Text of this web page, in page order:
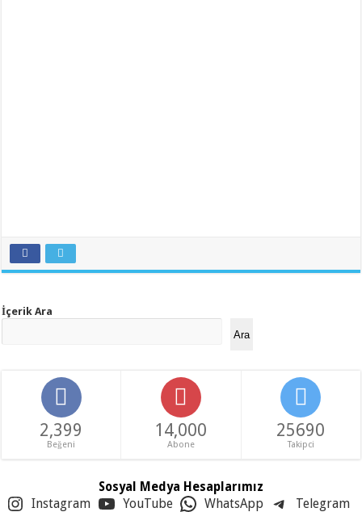
İçerik Ara
Ara
2,399
Beğeni
14,000
Abone
25690
Takipci
Sosyal Medya Hesaplarımız
Instagram YouTube WhatsApp
Telegram